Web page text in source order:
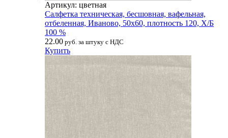
Артикул: цветная
Салфетка техническая, бесшовная, вафельная,
отбеленная, Иваново, 50х60, плотность 120, Х/Б
100 %
22.00 руб. за штуку с НДС
Купить